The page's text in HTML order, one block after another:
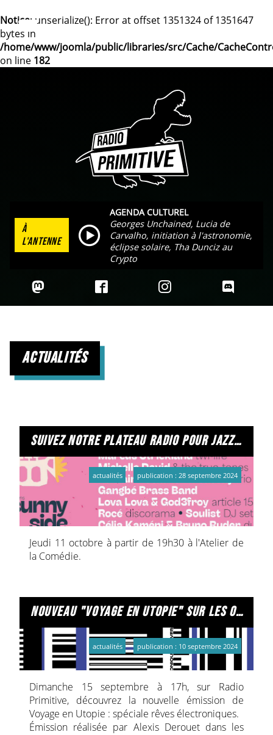
Notice: unserialize(): Error at offset 1351324 of 1351647
bytes in
/home/www/joomla/public/libraries/src/Cache/
on line 182
À
L'ANTENNE
AGENDA CULTUREL
Georges Unchained, Lucia de
Carvalho, initiation à l'astronomie,
éclipse solaire, Tha Dunciz au
Crypto
actualités
suivez notre plateau radio pour jazz x noise
actualités publication : 28 septembre 2024
Jeudi 11 octobre à partir de 19h30 à l'Atelier de
la Comédie.
nouveau "voyage en utopie" sur les ondes de radio primitive !
actualités publication : 10 septembre 2024
Dimanche 15 septembre à 17h, sur Radio
Primitive, découvrez la nouvelle émission de
Voyage en Utopie : spéciale rêves électroniques.
Émission réalisée par Alexis Derouet dans les